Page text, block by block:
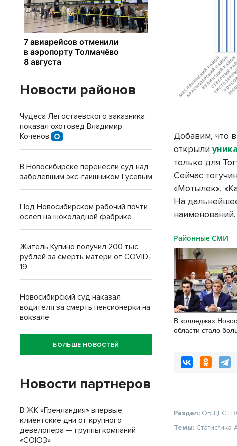
Добавим, что
открыли
только для
Сейчас
«Мотылек»,
На
наименований.
Районные СМИ
В колледжах
области стало
Раздел:
Темы: Статистика
Новости районов
Чудеса Легостаевского заказника
показал охотовед Владимир
Коченов
В Новосибирске перенесли суд над
заболевшим экс-гаишником Гусевым
Под Новосибирском рабочий почти
ослеп на шоколадной фабрике
Житель Купино получил 200 тыс.
рублей за смерть матери от COVID-
19
Новосибирский суд наказал
водителя за смерть пенсионерки на
вокзале
БОЛЬШЕ НОВОСТЕЙ
Новости партнеров
В ЖК «Гренландия» впервые
клиентские дни от крупного
девелопера — группы компаний
«СОЮЗ»